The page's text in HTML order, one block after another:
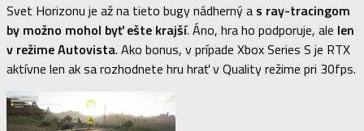
Svet Horizonu je až na tieto bugy nádherný a s ray-tracingom
by možno mohol byť ešte krajší. Áno, hra ho podporuje, ale len
v režime Autovista. Ako bonus, v prípade Xbox Series S je RTX
aktívne len ak sa rozhodnete hru hrať v Quality režime pri 30fps.